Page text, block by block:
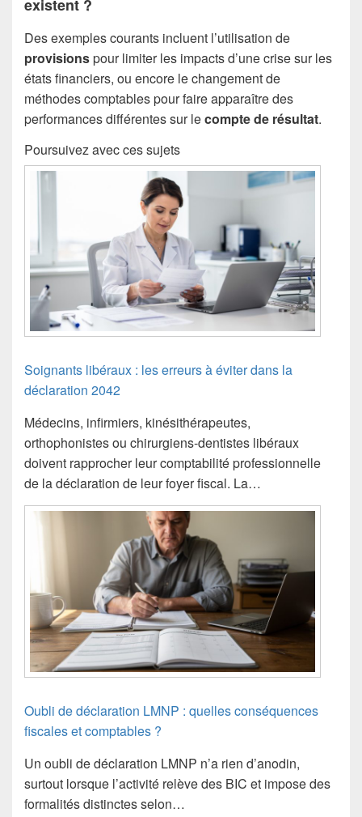
existent ?
Des exemples courants incluent l’utilisation de
provisionspour limiter les impacts d’une crise sur les
états financiers, ou encore le changement de
méthodes comptables pour faire apparaître des
performances différentes sur lecompte de résultat.
Poursuivez avec ces sujets
Soignants libéraux : les erreurs à éviter dans la
déclaration 2042
Médecins, infirmiers, kinésithérapeutes,
orthophonistes ou chirurgiens-dentistes libéraux
doivent rapprocher leur comptabilité professionnelle
de la déclaration de leur foyer fiscal. La…
Oubli de déclaration LMNP : quelles conséquences
fiscales et comptables ?
Un oubli de déclaration LMNP n’a rien d’anodin,
surtout lorsque l’activité relève des BIC et impose des
formalités distinctes selon…